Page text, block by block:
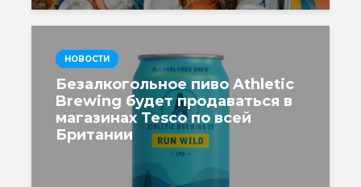
НОВОСТИ
Безалкогольное пиво Athletic
Brewing будет продаваться в
магазинах Tesco по всей
Британии